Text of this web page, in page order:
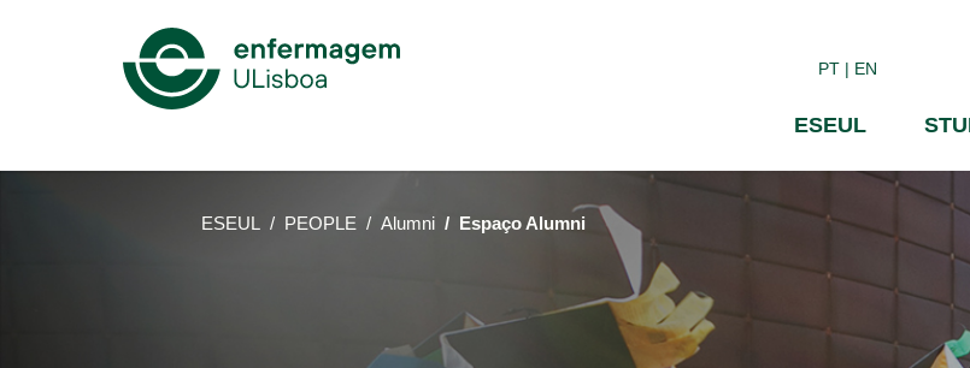
main
PT EN
Mega
Menu
ESEUL
ESEUL PEOPLE Alumni Espaço Alumni